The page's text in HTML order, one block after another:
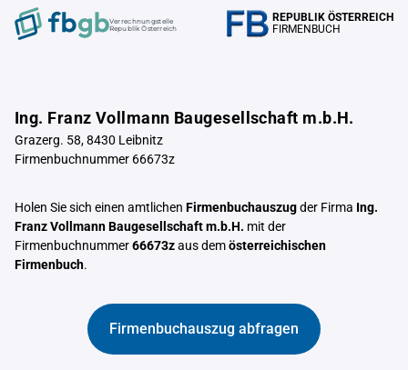
Verrechnungstelle
Republik Österreich
REPUBLIK ÖSTERREICH
FIRMENBUCH
Ing. Franz Vollmann Baugesellschaft m.b.H.
Grazerg. 58, 8430 Leibnitz
Firmenbuchnummer 66673z
Holen Sie sich einen amtlichen Firmenbuchauszugder Firma Ing.
Franz Vollmann Baugesellschaft m.b.H. mit der
Firmenbuchnummer66673zaus demösterreichischen
Firmenbuch.
Firmenbuchauszug abfragen